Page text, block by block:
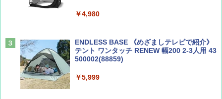
ァキア 2026～2027 地球の歩き方A ヨーロッ
￥4,980
ENDLESS BASE 《めざましテレビで紹介》
テント ワンタッチ RENEW 幅200 2-3人用 43
500002(88859)
￥5,999